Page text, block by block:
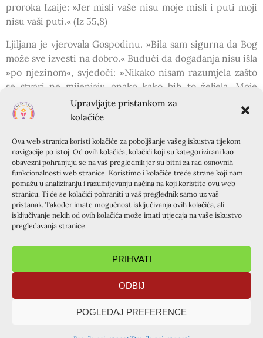
Upravljajte pristankom za
kolačiće
Ova web stranica koristi kolačiće za poboljšanje vašeg iskustva tijekom
navigacije po istoj. Od ovih kolačića, kolačići koji su kategorizirani kao
obavezni pohranjuju se na vaš preglednik jer su bitni za rad osnovnih
funkcionalnosti web stranice. Koristimo i kolačiće treće strane koji nam
pomažu u analiziranju i razumijevanju načina na koji koristite ovu web
stranicu. Ti će se kolačići pohraniti u vaš preglednik samo uz vaš
pristanak. Također imate mogućnost isključivanja ovih kolačića, ali
isključivanje nekih od ovih kolačića može imati utjecaja na vaše iskustvo
pregledavanja stranice.
PRIHVATI
ODBIJ
POGLEDAJ PREFERENCE
proroka Izaije: »Jer misli vaše nisu moje misli i puti moji
nisu vaši puti.« (Iz 55,8)
Ljiljana je vjerovala Gospodinu. »Bila sam sigurna da Bog
može sve izvesti na dobro.« Budući da događanja nisu išla
»po njezinom«, svjedoči: »Nikako nisam razumjela zašto
se stvari ne mijenjaju onako kako bih to željela. Moje
mišljenje o tome što je‚dobro i Božje, nije se
podudaralo.
Danas Ljiljana zna da je Bog ljubi više nego
ona samu sebe i da sve služi našoj izgradnji.
Dragi prijatelji!
Korizma je milosno vrijeme u kojem valja bolje upoznati
Kristovu, s križa nama darovanu ljubav, koja prebiva u
našimsrcimai o kojoj će Ljiljana svjedočiti.
nakon Ljiljanine teme,agape-druženjem (oko stola s
kolačićima, keksima, sokom…).
Lijepo je biti ZAJEDNO kao braća i sestre istoga Oca!
LITURGIJSKA U ŠPANSKOM